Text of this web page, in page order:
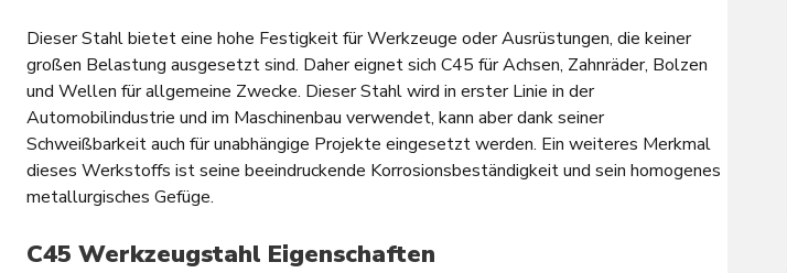
Dieser Stahl bietet eine hohe Festigkeit für Werkzeuge oder Ausrüstungen, die keiner
großen Belastung ausgesetzt sind. Daher eignet sich C45 für Achsen, Zahnräder, Bolzen
und Wellen für allgemeine Zwecke. Dieser Stahl wird in erster Linie in der
Automobilindustrie und im Maschinenbau verwendet, kann aber dank seiner
Schweißbarkeit auch für unabhängige Projekte eingesetzt werden. Ein weiteres Merkmal
dieses Werkstoffs ist seine beeindruckende Korrosionsbeständigkeit und sein homogenes
metallurgisches Gefüge.
C45 Werkzeugstahl Eigenschaften